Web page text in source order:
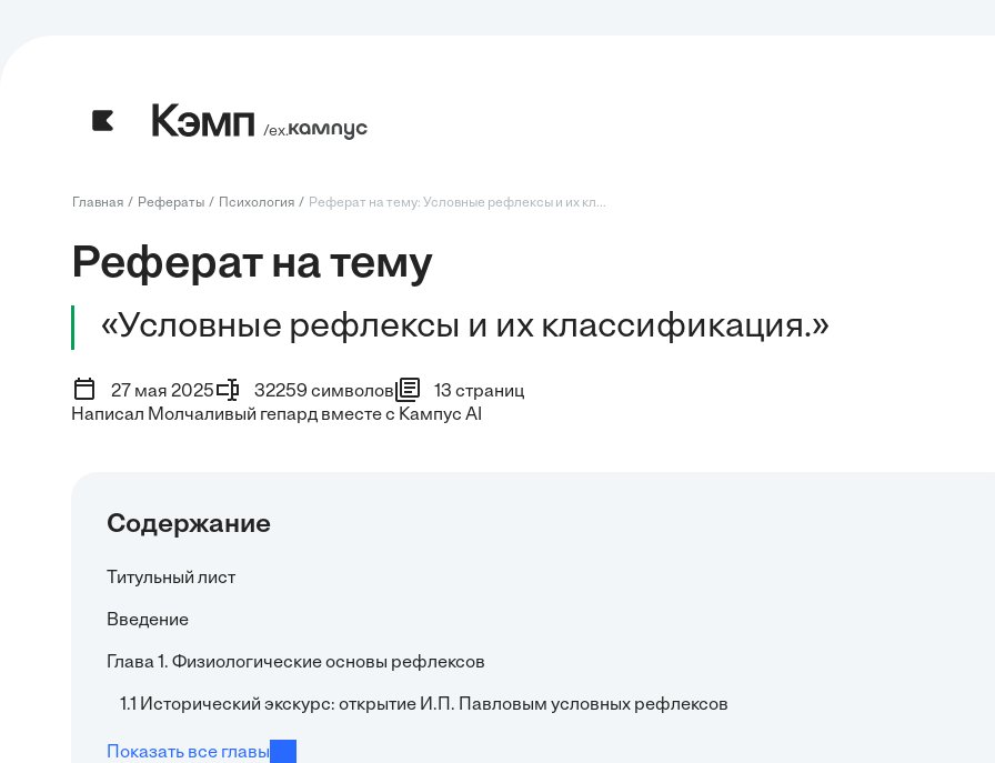
/ех.
Главная Рефераты Психология Реферат на тему: Условные рефлексы и их кл...
Реферат на тему
«Условные рефлексы и их классификация.»
27 мая 2025 32259 символов
13 страниц
Написал Молчаливый гепард вместе с Кампус AI
Содержание
Титульный лист
Введение
Глава 1. Физиологические основы рефлексов
1.1 Исторический экскурс: открытие И.П. Павловым условных рефлексов
Показать все главы